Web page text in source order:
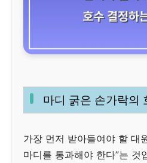
마디 굵은 손가락의
가장 먼저 받아들여야 할 대
마디를 통과해야 한다”는 것